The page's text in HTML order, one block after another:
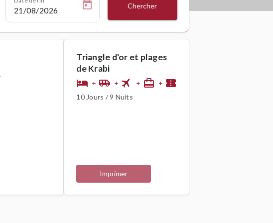
Chercher
Triangle d'or et plages
de Krabi
hotel + airport_shuttle + flight + card_travel + confirmation_number
10 Jours / 9 Nuits
Imprimer